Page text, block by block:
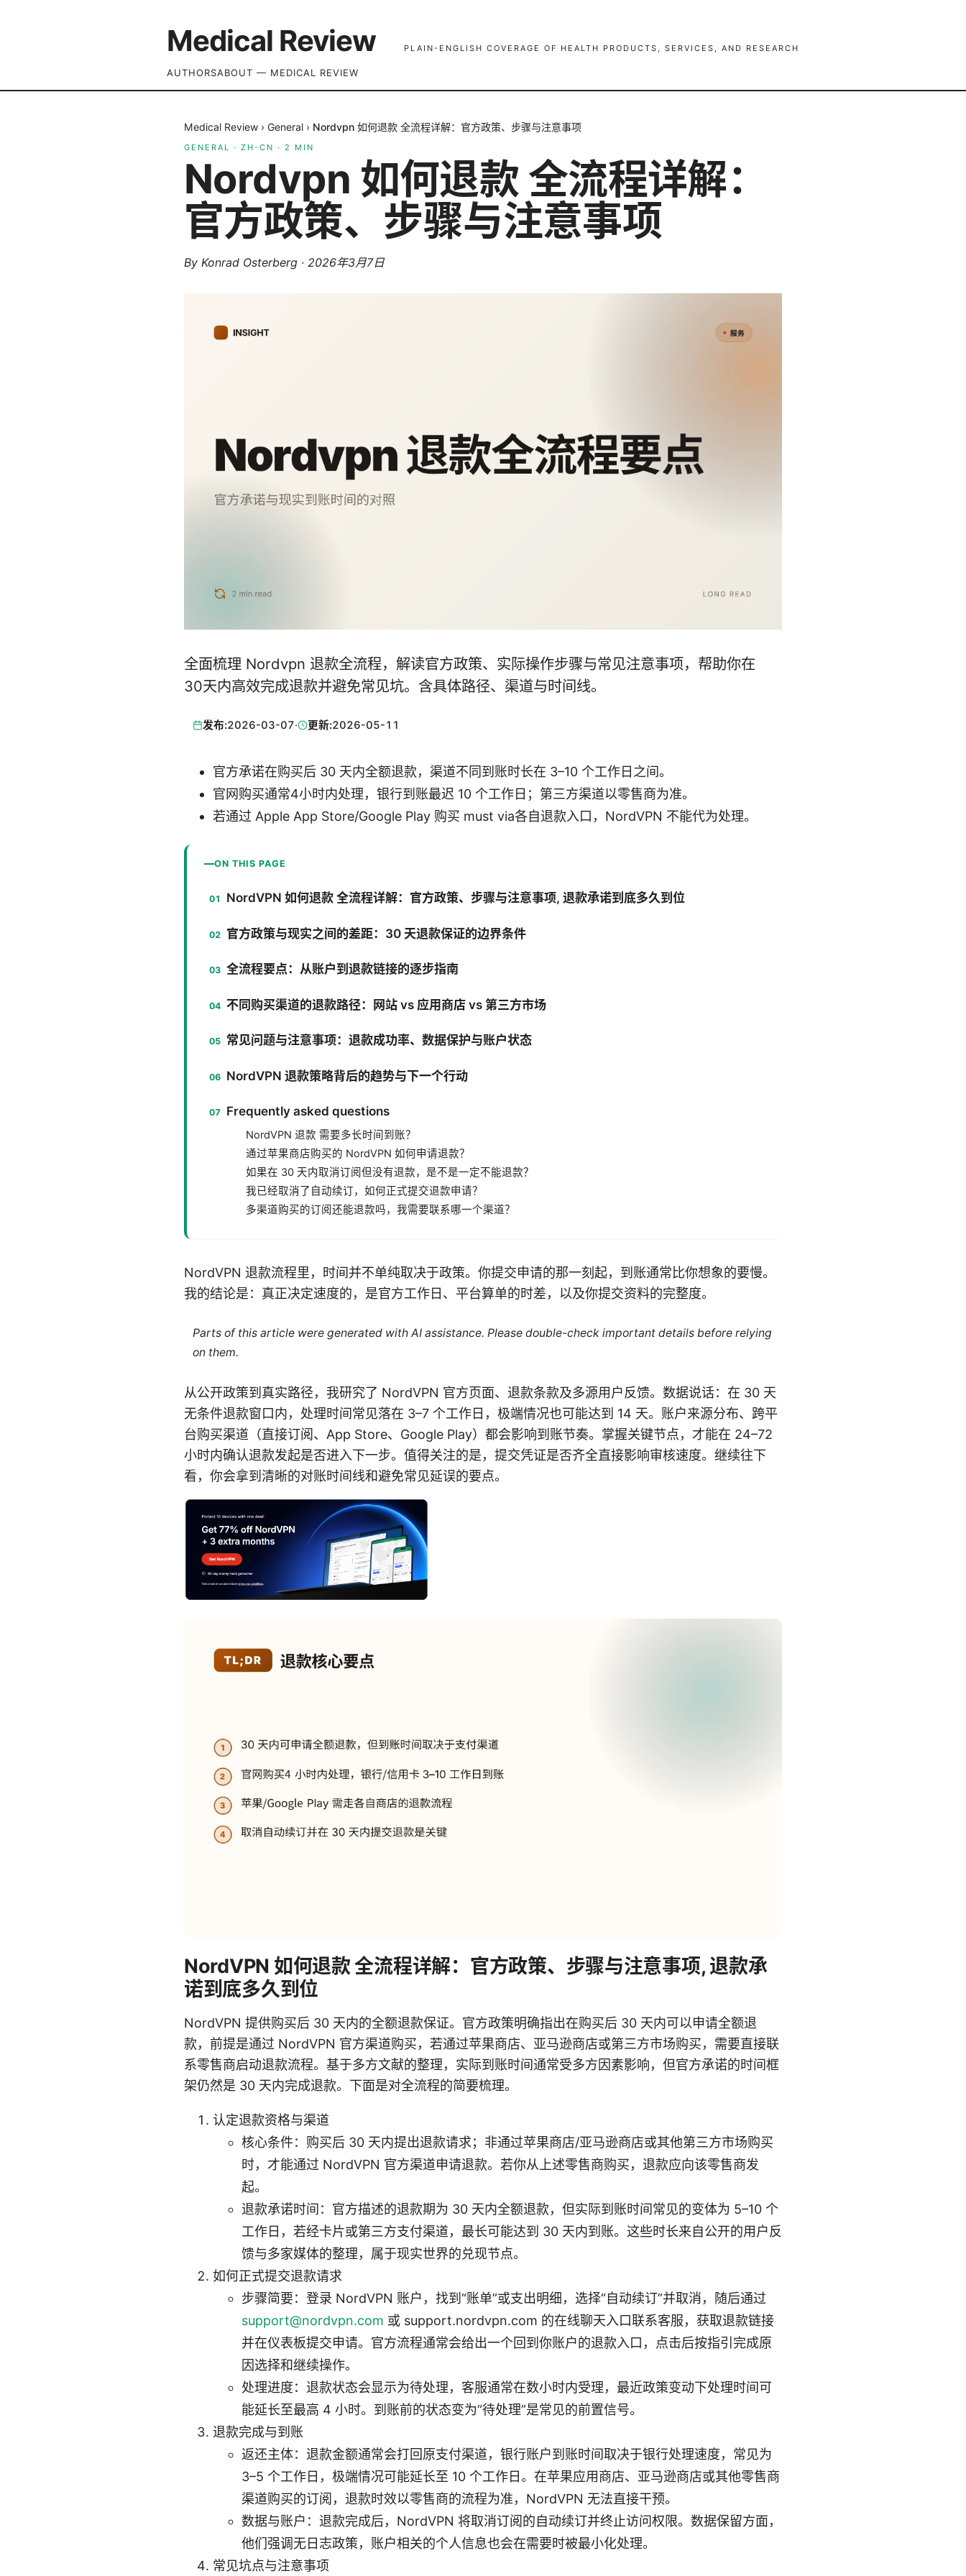
Medical Review PLAIN-ENGLISH COVERAGE OF HEALTH PRODUCTS, SERVICES, AND RESEARCH
AUTHORSABOUT — MEDICAL REVIEW
Medical Review › General › Nordvpn 如何退款 全流程详解：官方政策、步骤与注意事项
GENERAL · ZH-CN · 2 MIN
Nordvpn 如何退款 全流程详解：
官方政策、步骤与注意事项
By Konrad Osterberg · 2026年3月7日
全面梳理 Nordvpn 退款全流程，解读官方政策、实际操作步骤与常见注意事项，帮助你在
30天内高效完成退款并避免常见坑。含具体路径、渠道与时间线。
发布:2026-03-07· 更新:2026-05-11
官方承诺在购买后 30 天内全额退款，渠道不同到账时长在 3–10 个工作日之间。
官网购买通常4小时内处理，银行到账最迟 10 个工作日；第三方渠道以零售商为准。
若通过 Apple App Store/Google Play 购买 must via各自退款入口，NordVPN 不能代为处理。
ON THIS PAGE
NordVPN 如何退款 全流程详解：官方政策、步骤与注意事项, 退款承诺到底多久到位
官方政策与现实之间的差距：30 天退款保证的边界条件
全流程要点：从账户到退款链接的逐步指南
不同购买渠道的退款路径：网站 vs 应用商店 vs 第三方市场
常见问题与注意事项：退款成功率、数据保护与账户状态
NordVPN 退款策略背后的趋势与下一个行动
Frequently asked questions
NordVPN 退款 需要多长时间到账？
通过苹果商店购买的 NordVPN 如何申请退款？
如果在 30 天内取消订阅但没有退款，是不是一定不能退款？
我已经取消了自动续订，如何正式提交退款申请？
多渠道购买的订阅还能退款吗，我需要联系哪一个渠道？
NordVPN 退款流程里，时间并不单纯取决于政策。你提交申请的那一刻起，到账通常比你想象的要慢。
我的结论是：真正决定速度的，是官方工作日、平台算单的时差，以及你提交资料的完整度。
Parts of this article were generated with AI assistance. Please double-check important details before relying
on them.
从公开政策到真实路径，我研究了 NordVPN 官方页面、退款条款及多源用户反馈。数据说话：在 30 天
无条件退款窗口内，处理时间常见落在 3–7 个工作日，极端情况也可能达到 14 天。账户来源分布、跨平
台购买渠道（直接订阅、App Store、Google Play）都会影响到账节奏。掌握关键节点，才能在 24–72
小时内确认退款发起是否进入下一步。值得关注的是，提交凭证是否齐全直接影响审核速度。继续往下
看，你会拿到清晰的对账时间线和避免常见延误的要点。
NordVPN 如何退款 全流程详解：官方政策、步骤与注意事项, 退款承
诺到底多久到位
NordVPN 提供购买后 30 天内的全额退款保证。官方政策明确指出在购买后 30 天内可以申请全额退
款，前提是通过 NordVPN 官方渠道购买，若通过苹果商店、亚马逊商店或第三方市场购买，需要直接联
系零售商启动退款流程。基于多方文献的整理，实际到账时间通常受多方因素影响，但官方承诺的时间框
架仍然是 30 天内完成退款。下面是对全流程的简要梳理。
认定退款资格与渠道
核心条件：购买后 30 天内提出退款请求；非通过苹果商店/亚马逊商店或其他第三方市场购买
时，才能通过 NordVPN 官方渠道申请退款。若你从上述零售商购买，退款应向该零售商发
起。
退款承诺时间：官方描述的退款期为 30 天内全额退款，但实际到账时间常见的变体为 5–10 个
工作日，若经卡片或第三方支付渠道，最长可能达到 30 天内到账。这些时长来自公开的用户反
馈与多家媒体的整理，属于现实世界的兑现节点。
如何正式提交退款请求
步骤简要：登录 NordVPN 账户，找到“账单”或支出明细，选择“自动续订”并取消，随后通过
support@nordvpn.com 或 support.nordvpn.com 的在线聊天入口联系客服，获取退款链接
并在仪表板提交申请。官方流程通常会给出一个回到你账户的退款入口，点击后按指引完成原
因选择和继续操作。
处理进度：退款状态会显示为待处理，客服通常在数小时内受理，最近政策变动下处理时间可
能延长至最高 4 小时。到账前的状态变为“待处理”是常见的前置信号。
退款完成与到账
返还主体：退款金额通常会打回原支付渠道，银行账户到账时间取决于银行处理速度，常见为
3–5 个工作日，极端情况可能延长至 10 个工作日。在苹果应用商店、亚马逊商店或其他零售商
渠道购买的订阅，退款时效以零售商的流程为准，NordVPN 无法直接干预。
数据与账户：退款完成后，NordVPN 将取消订阅的自动续订并终止访问权限。数据保留方面，
他们强调无日志政策，账户相关的个人信息也会在需要时被最小化处理。
常见坑点与注意事项